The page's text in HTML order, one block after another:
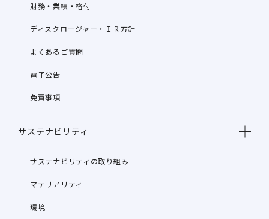
財務・業績・格付
ディスクロージャー・ＩＲ方針
よくあるご質問
電子公告
免責事項
サステナビリティ
サステナビリティの取り組み
マテリアリティ
環境